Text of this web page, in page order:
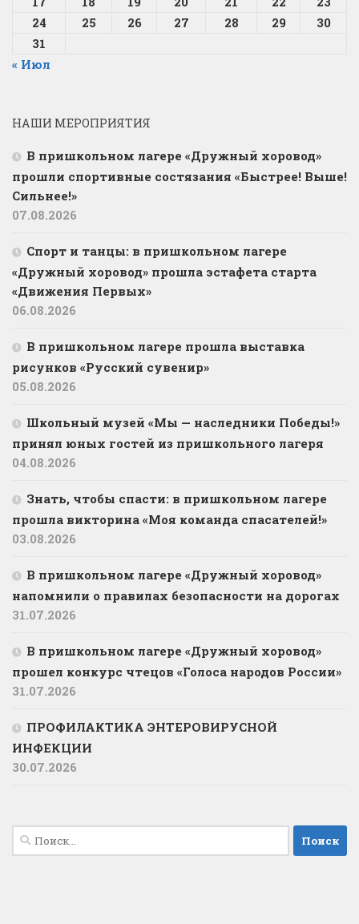
24
25 26 27 28 29
30
31
« Июл
НАШИ МЕРОПРИЯТИЯ
В пришкольном лагере «Дружный хоровод»
прошли спортивные состязания «Быстрее! Выше!
Сильнее!»
07.08.2026
Спорт и танцы: в пришкольном лагере
«Дружный хоровод» прошла эстафета старта
«Движения Первых»
06.08.2026
В пришкольном лагере прошла выставка
рисунков «Русский сувенир»
05.08.2026
Школьный музей «Мы — наследники Победы!»
принял юных гостей из пришкольного лагеря
04.08.2026
Знать, чтобы спасти: в пришкольном лагере
прошла викторина «Моя команда спасателей!»
03.08.2026
В пришкольном лагере «Дружный хоровод»
напомнили о правилах безопасности на дорогах
31.07.2026
В пришкольном лагере «Дружный хоровод»
прошел конкурс чтецов «Голоса народов России»
31.07.2026
ПРОФИЛАКТИКА ЭНТЕРОВИРУСНОЙ
ИНФЕКЦИИ
30.07.2026
Найти: